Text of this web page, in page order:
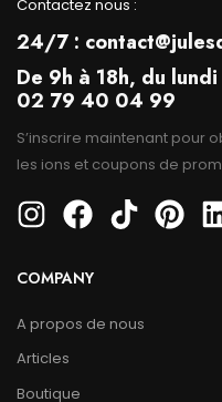
Contactez nous :
24/7 :
De 9h à 18h, du
02 79 40 04 99
S’inscrire maintenant pour
les ions et coupons de
COMPANY
A propos de nous
Articles
Boutique